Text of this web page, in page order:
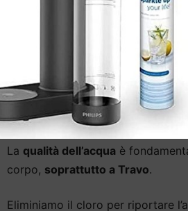
d’acqua precedentemente
l’installazione
lavello e, per alcuni modelli,
Depuratori acqua casa
depuratore
La qualità dell’acqua è
corpo, soprattutto a Travo.
Eliminiamo il cloro per riportare